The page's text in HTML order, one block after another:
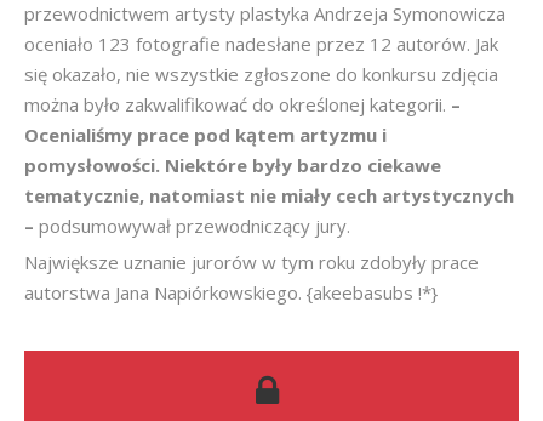
przewodnictwem artysty plastyka Andrzeja Symonowicza
oceniało 123 fotografie nadesłane przez 12 autorów. Jak
się okazało, nie wszystkie zgłoszone do konkursu zdjęcia
można było zakwalifikować do określonej kategorii. –
Ocenialiśmy prace pod kątem artyzmu i
pomysłowości. Niektóre były bardzo ciekawe
tematycznie, natomiast nie miały cech artystycznych
– podsumowywał przewodniczący jury.
Największe uznanie jurorów w tym roku zdobyły prace
autorstwa Jana Napiórkowskiego. {akeebasubs !*}